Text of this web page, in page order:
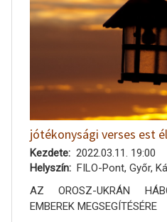
jótékonysági verses est
Kezdete
2022.03.11. 19:00
Helyszín
FILO-Pont, Győr,
AZ OROSZ-UKRÁN
EMBEREK MEGSEGÍTÉSÉRE